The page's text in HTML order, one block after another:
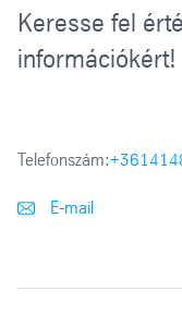
Keresse fel
információkért!
Telefonszám:
E-mail